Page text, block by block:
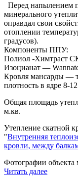
Перед напылением
минерального
оправдал свои
отоплении
градусов).
Компоненты ППУ:
Полиол -Химтраст
Изоцианат —
Кровля мансарды —
плотность в ядре 8-
Общая площадь
м.кв.
Утепление скатной
"Внутренняя
кровли, между
Фотографии объекта
Читать далее